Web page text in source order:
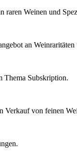
raren Weinen und
an
Thema Subskription.
Verkauf von feinen